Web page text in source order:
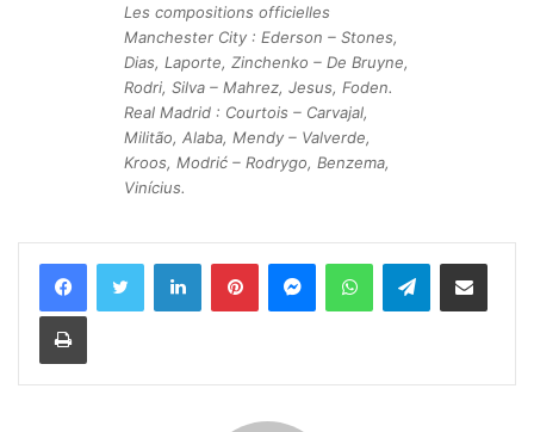
Les compositions officielles
Manchester City : Ederson – Stones,
Dias, Laporte, Zinchenko – De Bruyne,
Rodri, Silva – Mahrez, Jesus, Foden.
Real Madrid : Courtois – Carvajal,
Militão, Alaba, Mendy – Valverde,
Kroos, Modrić – Rodrygo, Benzema,
Vinícius.
Telegram